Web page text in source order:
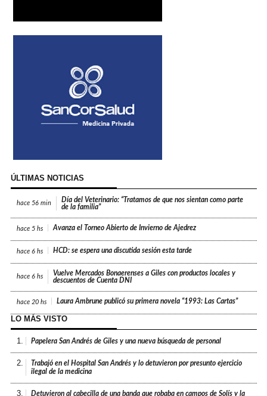
ÚLTIMAS NOTICIAS
hace 56 min
Día del Veterinario: “Tratamos de que nos sientan como parte
de la familia”
hace 5 hs Avanza el Torneo Abierto de Invierno de Ajedrez
hace 6 hs HCD: se espera una discutida sesión esta tarde
hace 6 hs
Vuelve Mercados Bonaerenses a Giles con productos locales y
descuentos de Cuenta DNI
hace 20 hs Laura Ambrune publicó su primera novela “1993: Las Cartas”
LO MÁS VISTO
1. Papelera San Andrés de Giles y una nueva búsqueda de personal
2.
Trabajó en el Hospital San Andrés y lo detuvieron por presunto ejercicio
ilegal de la medicina
3.
Detuvieron al cabecilla de una banda que robaba en campos de Solís y la